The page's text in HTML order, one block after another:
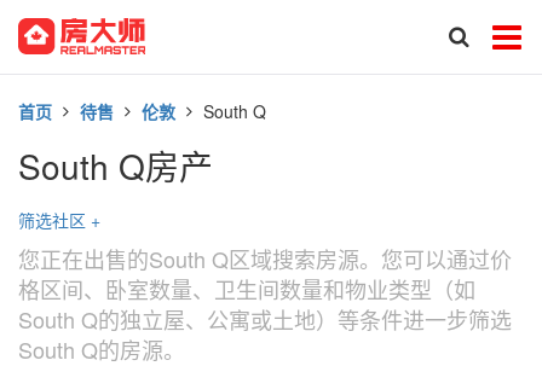
首页 待售 伦敦 South Q
South Q房产
筛选社区 +
您正在出售的South Q区域搜索房源。您可以通过价
格区间、卧室数量、卫生间数量和物业类型（如
South Q的独立屋、公寓或土地）等条件进一步筛选
South Q的房源。